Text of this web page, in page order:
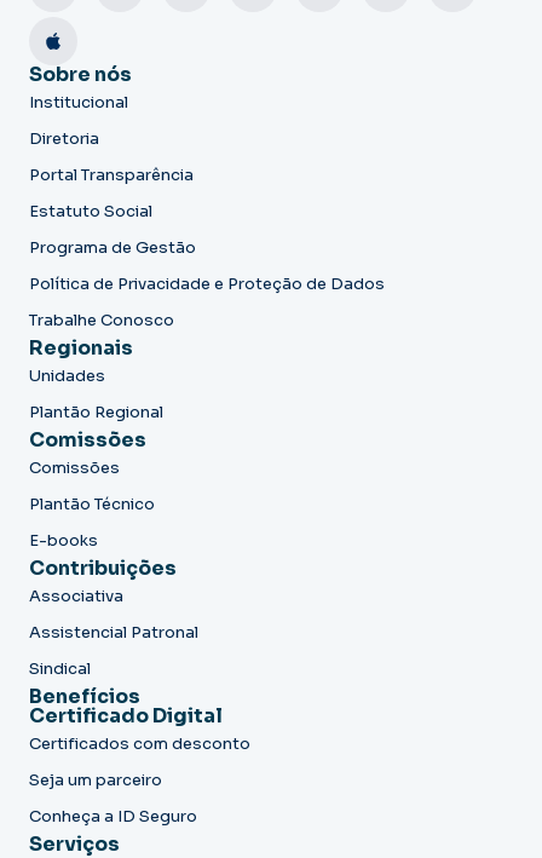
Sobre nós
Institucional
Diretoria
Portal Transparência
Estatuto Social
Programa de Gestão
Política de Privacidade e Proteção de Dados
Trabalhe Conosco
Regionais
Unidades
Plantão Regional
Comissões
Comissões
Plantão Técnico
E-books
Contribuições
Associativa
Assistencial Patronal
Sindical
Benefícios
Certificado Digital
Certificados com desconto
Seja um parceiro
Conheça a ID Seguro
Serviços